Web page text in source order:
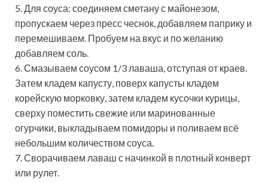
5. Для соуса: соединяем сметану с майонезом,
пропускаем через пресс чеснок, добавляем паприку и
перемешиваем. Пробуем на вкус и по желанию
добавляем соль.
6. Смазываем соусом 1/3 лаваша, отступая от краев.
Затем кладем капусту, поверх капусты кладем
корейскую морковку, затем кладем кусочки курицы,
сверху поместить свежие или маринованные
огурчики, выкладываем помидоры и поливаем всё
небольшим количеством соуса.
7. Сворачиваем лаваш с начинкой в плотный конверт
или рулет.